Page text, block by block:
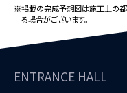
※掲載の完成予想図は施工上の都
る場合がございます。
ENTRANCE HALL